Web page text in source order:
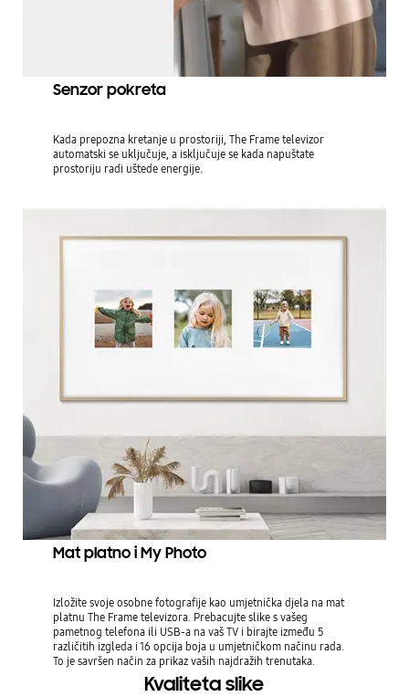
Senzor pokreta
Kada prepozna kretanje u prostoriji, The Frame televizor
automatski se uključuje, a isključuje se kada napuštate
prostoriju radi uštede energije.
Mat platno i My Photo
Izložite svoje osobne fotografije kao umjetnička djela na mat
platnu The Frame televizora. Prebacujte slike s vašeg
pametnog telefona ili USB-a na vaš TV i birajte između 5
različitih izgleda i 16 opcija boja u umjetničkom načinu rada.
To je savršen način za prikaz vaših najdražih trenutaka.
Kvaliteta slike